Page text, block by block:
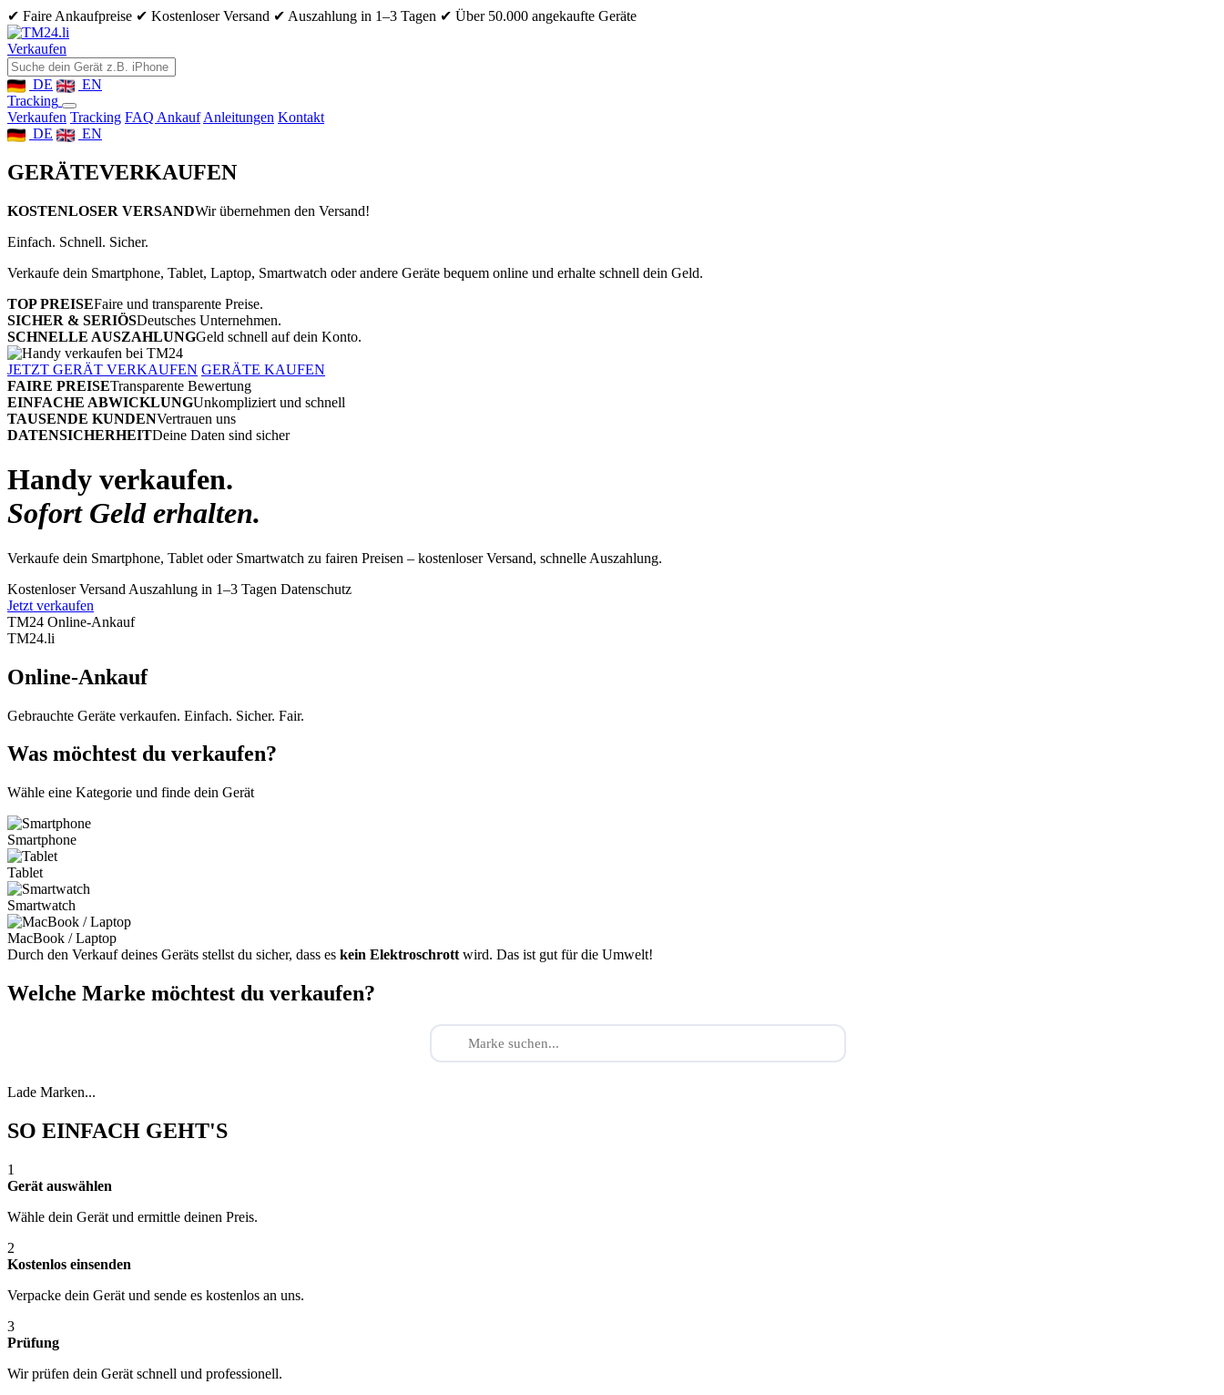
✔ Faire Ankaufpreise ✔ Kostenloser Versand ✔ Auszahlung in 1–3 Tagen ✔ Über 50.000 angekaufte Geräte
Verkaufen
DE
EN
Tracking
Verkaufen Tracking FAQ Ankauf Anleitungen Kontakt
DE
EN
GERÄTEVERKAUFEN
KOSTENLOSER VERSANDWir übernehmen den Versand!
Einfach. Schnell. Sicher.
Verkaufe dein Smartphone, Tablet, Laptop, Smartwatch oder andere Geräte bequem online und erhalte schnell dein Geld.
TOP PREISEFaire und transparente Preise.
SICHER & SERIÖSDeutsches Unternehmen.
SCHNELLE AUSZAHLUNGGeld schnell auf dein Konto.
JETZT GERÄT VERKAUFEN GERÄTE KAUFEN
FAIRE PREISETransparente Bewertung
EINFACHE ABWICKLUNGUnkompliziert und schnell
TAUSENDE KUNDENVertrauen uns
DATENSICHERHEITDeine Daten sind sicher
Handy verkaufen.
Sofort Geld erhalten.
Verkaufe dein Smartphone, Tablet oder Smartwatch zu fairen Preisen – kostenloser Versand, schnelle Auszahlung.
Kostenloser Versand Auszahlung in 1–3 Tagen Datenschutz
Jetzt verkaufen
TM24 Online-Ankauf
TM24.li
Online-Ankauf
Gebrauchte Geräte verkaufen. Einfach. Sicher. Fair.
Was möchtest du verkaufen?
Wähle eine Kategorie und finde dein Gerät
Smartphone
Tablet
Smartwatch
MacBook / Laptop
Durch den Verkauf deines Geräts stellst du sicher, dass es kein Elektroschrott wird. Das ist gut für die Umwelt!
Welche Marke möchtest du verkaufen?
Lade Marken...
SO EINFACH GEHT'S
1
Gerät auswählen
Wähle dein Gerät und ermittle deinen Preis.
2
Kostenlos einsenden
Verpacke dein Gerät und sende es kostenlos an uns.
3
Prüfung
Wir prüfen dein Gerät schnell und professionell.